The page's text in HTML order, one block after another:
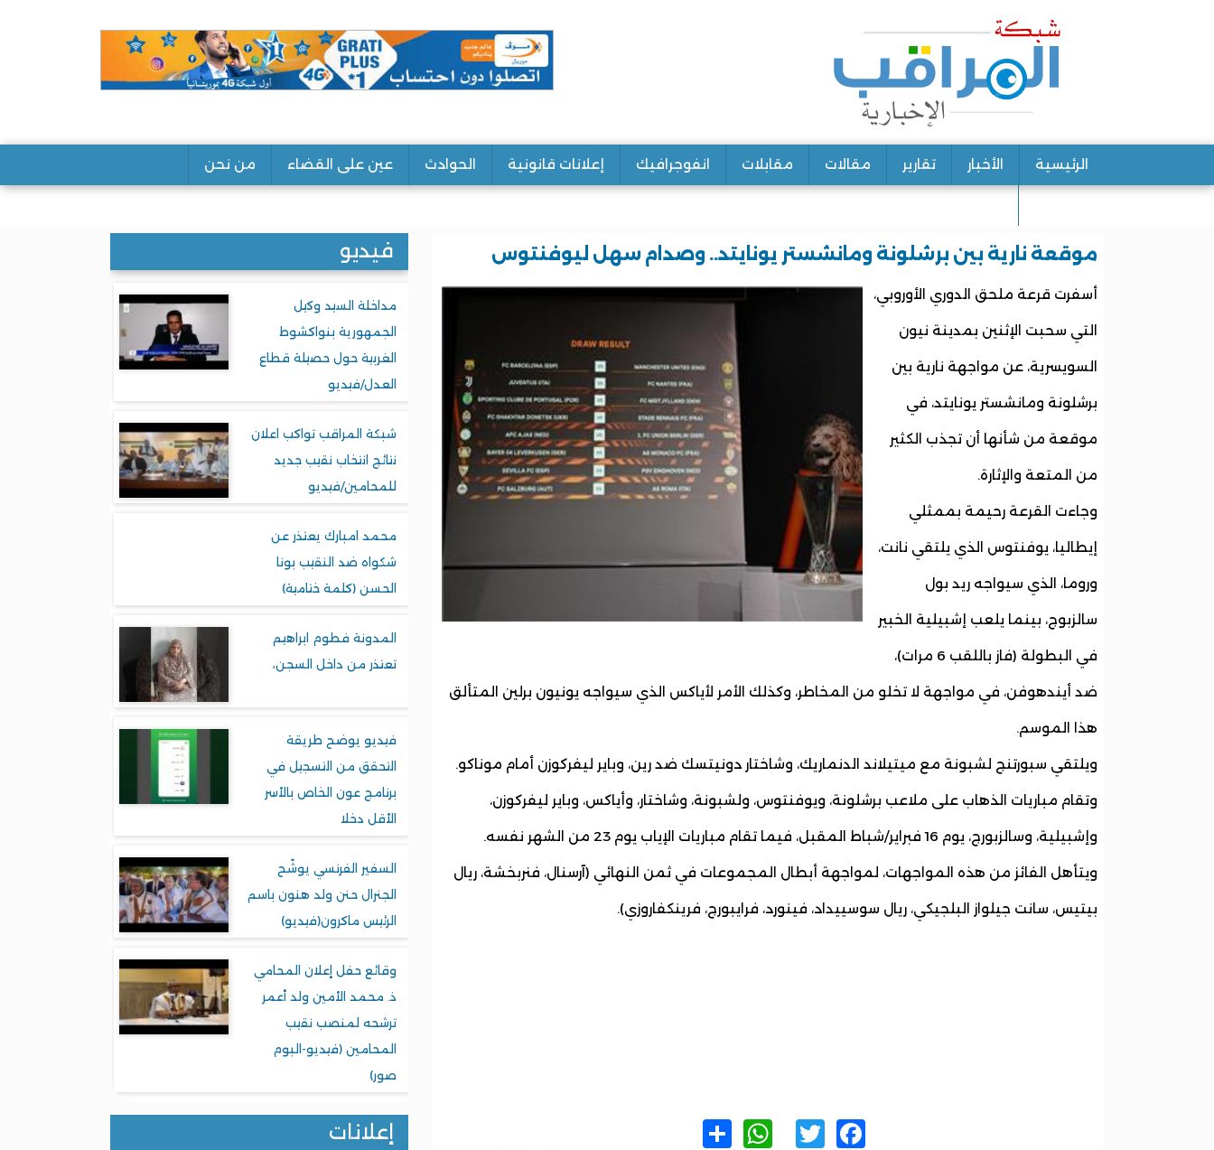
الرئيسية الأخبار تقارير مقالات مقابلات انفوجرافيك إعلانات قانونية الحوادث عين على القضاء من نحن
موقعة نارية بين برشلونة ومانشستر يونايتد.. وصدام سهل ليوفنتوس
أسفرت قرعة ملحق الدوري الأوروبي،
التي سحبت الإثنين بمدينة نيون
السويسرية، عن مواجهة نارية بين
برشلونة ومانشستر يونايتد، في
موقعة من شأنها أن تجذب الكثير
من المتعة والإثارة.
وجاءت القرعة رحيمة بممثلي
إيطاليا، يوفنتوس الذي يلتقي نانت،
وروما، الذي سيواجه ريد بول
سالزبوج، بينما يلعب إشبيلية الخبير
في البطولة (فاز باللقب 6 مرات)،
ضد أيندهوفن، في مواجهة لا تخلو من المخاطر، وكذلك الأمر لأياكس الذي سيواجه يونيون برلين المتألق
هذا الموسم.
ويلتقي سبورتنج لشبونة مع ميتيلاند الدنماريك، وشاختار دونيتسك ضد رين، وباير ليفركوزن أمام موناكو.
وتقام مباريات الذهاب على ملاعب برشلونة، ويوفنتوس، ولشبونة، وشاختار، وأياكس، وباير ليفركوزن،
وإشبيلية، وسالزبورج، يوم 16 فبراير/شباط المقبل، فيما تقام مباريات الإياب يوم 23 من الشهر نفسه.
ويتأهل الفائز من هذه المواجهات، لمواجهة أبطال المجموعات في ثمن النهائي (آرسنال، فنربخشة، ريال
بيتيس، سانت جيلواز البلجيكي، ريال سوسييداد، فينورد، فرايبورج، فرينكفاروزي).
Facebook
Twitter
WhatsApp
فيديو
مداخلة السيد وكيل
الجمهورية بنواكشوط
الغربية حول حصيلة قطاع
العدل/فيديو
شبكة المراقب تواكب اعلان
نتائج انتخاب نقيب جديد
للمحامين/فيديو
محمد امبارك يعتذر عن
شكواه ضد النقيب بونا
الحسن (كلمة ختامية)
المدونة فطوم ابراهيم
تعتذر من داخل السجن،
فيديو يوضح طريقة
التحقق من التسجيل في
برنامج عون الخاص بالأسر
الأقل دخلا
السفير الفرنسي يوشّح
الجنرال حنن ولد هنون باسم
الرئيس ماكرون(فيديو)
وقائع حفل إعلان المحامي
ذ. محمد الأمين ولد أعمر
ترشحه لمنصب نقيب
المحامين (فيديو-البوم
صور)
إعلانات